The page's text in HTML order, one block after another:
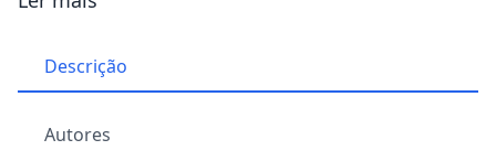
Descrição
Autores